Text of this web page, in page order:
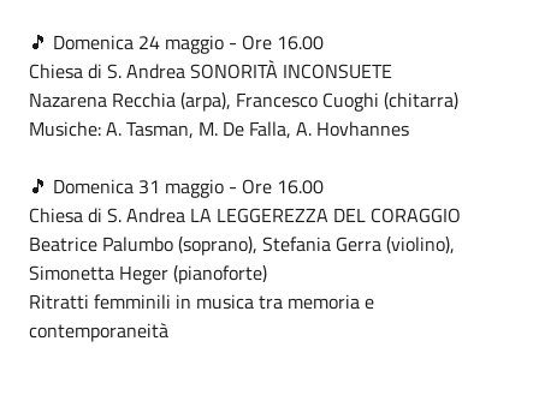
🎵 Domenica 24 maggio - Ore 16.00
Chiesa di S. Andrea SONORITÀ INCONSUETE
Nazarena Recchia (arpa), Francesco Cuoghi (chitarra)
Musiche: A. Tasman, M. De Falla, A. Hovhannes
🎵 Domenica 31 maggio - Ore 16.00
Chiesa di S. Andrea LA LEGGEREZZA DEL CORAGGIO
Beatrice Palumbo (soprano), Stefania Gerra (violino),
Simonetta Heger (pianoforte)
Ritratti femminili in musica tra memoria e
contemporaneità